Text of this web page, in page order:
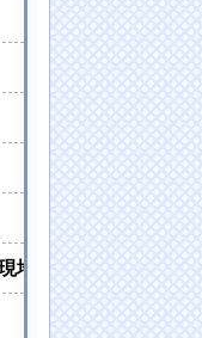
地サポを早くも虜に